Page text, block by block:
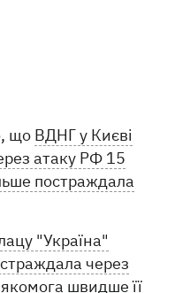
що ВДНГ у Києві
атаку РФ 15
постраждала
"Україна"
через
якомога швидше її